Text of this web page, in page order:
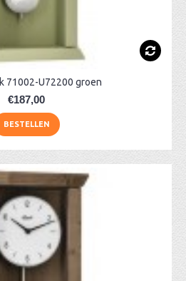
71002-U72200 groen
€187,00
BESTELLEN